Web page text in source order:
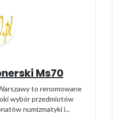
Ms70
to renomowane
wybór przedmiotów
numizmatyki i...